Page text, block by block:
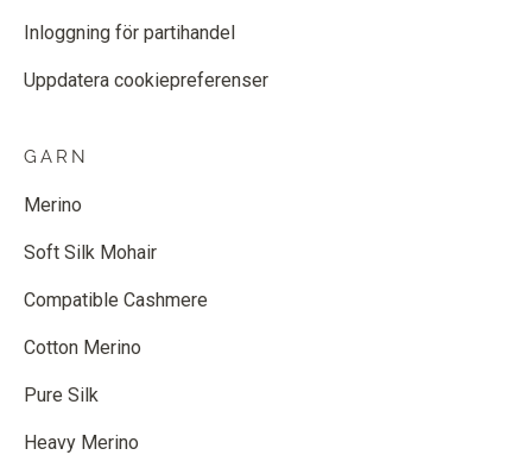
Inloggning för partihandel
Uppdatera cookiepreferenser
GARN
Merino
Soft Silk Mohair
Compatible Cashmere
Cotton Merino
Pure Silk
Heavy Merino